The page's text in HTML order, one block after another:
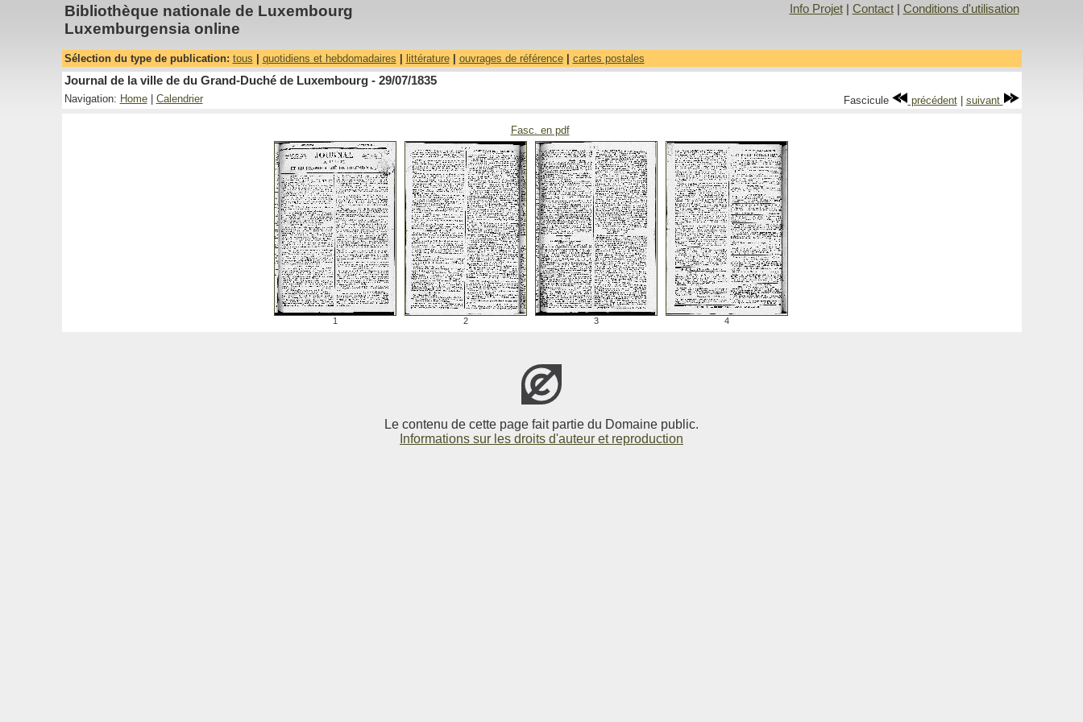
Bibliothèque nationale de Luxembourg
Luxemburgensia online
Info Projet| Contact| Conditions d'utilisation
Sélection du type de publication: tous quotidiens et hebdomadaires littérature| ouvrages de référence| cartes postales
Journal de la ville de du Grand-Duché de Luxembourg - 29/07/1835
Navigation: Home| Calendrier Fascicule précédent| suivant
Fasc. en pdf
1 2 3 4
Le contenu de cette page fait partie du Domaine public.
Informations sur les droits d'auteur et reproduction